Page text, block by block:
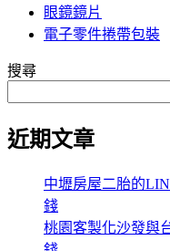
眼鏡鏡片
電子零件捲帶包裝
搜尋
近期文章
中壢房屋二胎的
錢
桃園客製化沙發與